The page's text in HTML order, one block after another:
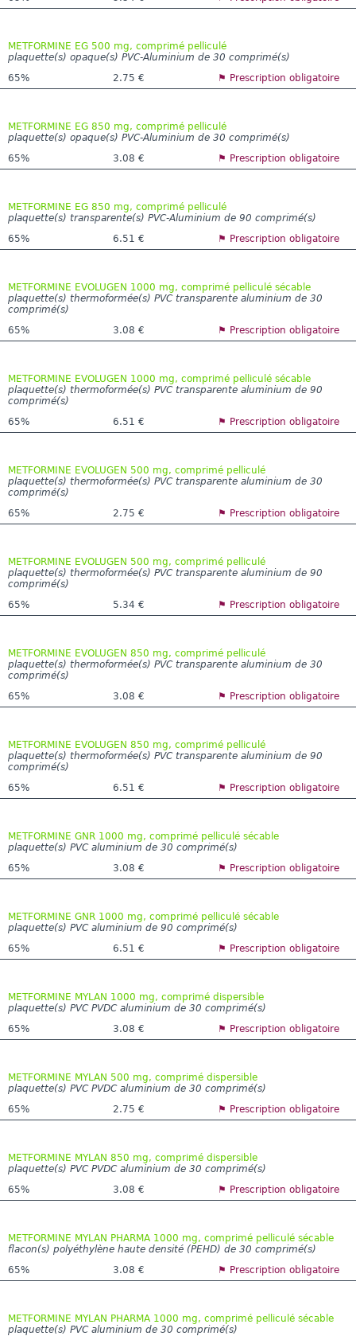
METFORMINE EG 500 mg, comprimé pelliculé
plaquette(s) opaque(s) PVC-Aluminium de 30 comprimé(s)
65%
2.75 € ⚑ Prescription obligatoire
METFORMINE EG 850 mg, comprimé pelliculé
plaquette(s) opaque(s) PVC-Aluminium de 30 comprimé(s)
65%
3.08 € ⚑ Prescription obligatoire
METFORMINE EG 850 mg, comprimé pelliculé
plaquette(s) transparente(s) PVC-Aluminium de 90 comprimé(s)
65%
6.51 € ⚑ Prescription obligatoire
METFORMINE EVOLUGEN 1000 mg, comprimé pelliculé sécable
plaquette(s) thermoformée(s) PVC transparente aluminium de 30
comprimé(s)
65%
3.08 € ⚑ Prescription obligatoire
METFORMINE EVOLUGEN 1000 mg, comprimé pelliculé sécable
plaquette(s) thermoformée(s) PVC transparente aluminium de 90
comprimé(s)
65%
6.51 € ⚑ Prescription obligatoire
METFORMINE EVOLUGEN 500 mg, comprimé pelliculé
plaquette(s) thermoformée(s) PVC transparente aluminium de 30
comprimé(s)
65%
2.75 € ⚑ Prescription obligatoire
METFORMINE EVOLUGEN 500 mg, comprimé pelliculé
plaquette(s) thermoformée(s) PVC transparente aluminium de 90
comprimé(s)
65%
5.34 € ⚑ Prescription obligatoire
METFORMINE EVOLUGEN 850 mg, comprimé pelliculé
plaquette(s) thermoformée(s) PVC transparente aluminium de 30
comprimé(s)
65%
3.08 € ⚑ Prescription obligatoire
METFORMINE EVOLUGEN 850 mg, comprimé pelliculé
plaquette(s) thermoformée(s) PVC transparente aluminium de 90
comprimé(s)
65%
6.51 € ⚑ Prescription obligatoire
METFORMINE GNR 1000 mg, comprimé pelliculé sécable
plaquette(s) PVC aluminium de 30 comprimé(s)
65%
3.08 € ⚑ Prescription obligatoire
METFORMINE GNR 1000 mg, comprimé pelliculé sécable
plaquette(s) PVC aluminium de 90 comprimé(s)
65%
6.51 € ⚑ Prescription obligatoire
METFORMINE MYLAN 1000 mg, comprimé dispersible
plaquette(s) PVC PVDC aluminium de 30 comprimé(s)
65%
3.08 € ⚑ Prescription obligatoire
METFORMINE MYLAN 500 mg, comprimé dispersible
plaquette(s) PVC PVDC aluminium de 30 comprimé(s)
65%
2.75 € ⚑ Prescription obligatoire
METFORMINE MYLAN 850 mg, comprimé dispersible
plaquette(s) PVC PVDC aluminium de 30 comprimé(s)
65%
3.08 € ⚑ Prescription obligatoire
METFORMINE MYLAN PHARMA 1000 mg, comprimé pelliculé sécable
flacon(s) polyéthylène haute densité (PEHD) de 30 comprimé(s)
65%
3.08 € ⚑ Prescription obligatoire
METFORMINE MYLAN PHARMA 1000 mg, comprimé pelliculé sécable
plaquette(s) PVC aluminium de 30 comprimé(s)